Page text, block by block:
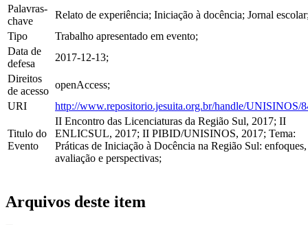
Palavras-
chave
Relato de experiência; Iniciação à docência; Jornal
Tipo
Trabalho apresentado em evento;
Data de
defesa
2017-12-13;
Direitos
de acesso
openAccess;
URI
http://www.repositorio.jesuita.org.br/handle/UNISINOS/
Titulo do
Evento
II Encontro das Licenciaturas da Região Sul, 2017; II
ENLICSUL, 2017; II PIBID/UNISINOS, 2017; Tema:
Práticas de Iniciação à Docência na Região Sul: enfoques,
avaliação e perspectivas;
Arquivos deste item